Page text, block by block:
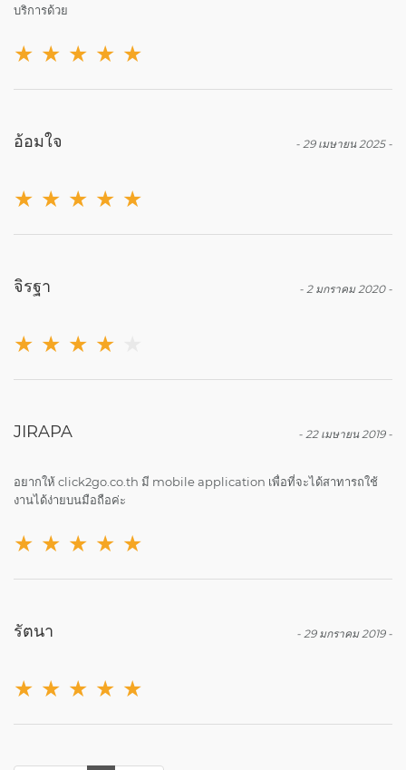
บริการด้วย
★ ★ ★ ★ ★
- 29 เมษายน 2025-
อ้อมใจ
★ ★ ★ ★ ★
- 2 มกราคม 2020-
จิรฐา
★ ★ ★ ★
- 22 เมษายน 2019-
JIRAPA
อยากให้ click2go.co.th มี mobile application เพื่อที่จะได้สาทารถใช้
งานได้ง่ายบนมือถือค่ะ
★ ★ ★ ★ ★
- 29 มกราคม 2019-
รัตนา
★ ★ ★ ★ ★